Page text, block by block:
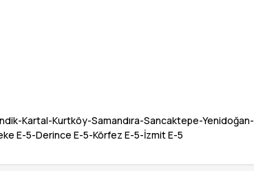
Kartal-Kurtköy-Samandıra-Sancaktepe-Yenidoğan-
E-5-Derince E-5-Körfez E-5-İzmit E-5